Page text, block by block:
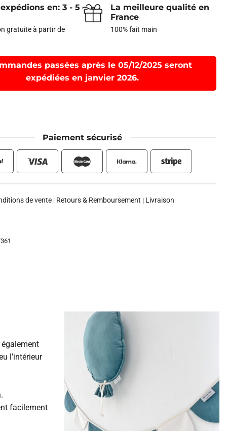
en: 3 - 5
gratuite à partir de
La meilleure qualité en
France
100% fait main
passées après le 05/12/2025 seront
expédiées en janvier 2026.
Paiement sécurisé
de vente | Retours & Remboursement | Livraison
l’intérieur
facilement